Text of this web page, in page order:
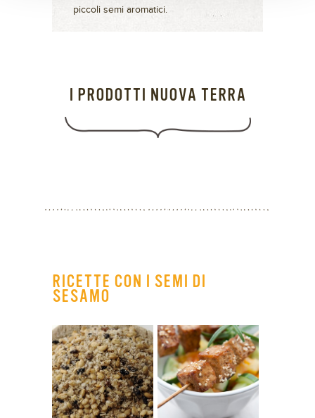
piccoli semi aromatici.
I PRODOTTI NUOVA TERRA
RICETTE CON I SEMI DI
SESAMO